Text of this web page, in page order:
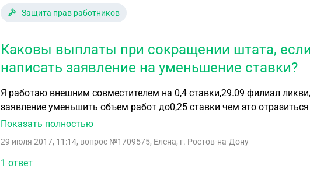
Защита прав работников
Каковы выплаты при сокращении штата, если
написать заявление на уменьшение ставки?
Я работаю внешним совместителем на 0,4 ставки,29.09 филиал
заявление уменьшить объем работ до0,25 ставки чем это
Показать полностью
29 июля 2017, 11:14, вопрос №1709575, Елена, г. Ростов-на-Дону
1 ответ